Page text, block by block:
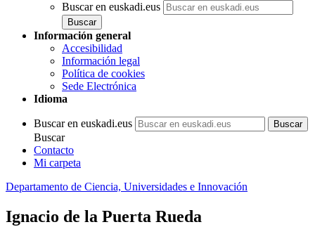
Buscar en euskadi.eus
Información general
Accesibilidad
Información legal
Política de cookies
Sede Electrónica
Idioma
Buscar en euskadi.eus
Buscar
Contacto
Mi carpeta
Departamento de Ciencia, Universidades e Innovación
Ignacio de la Puerta Rueda